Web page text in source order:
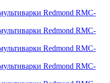
Redmond RMC-
Redmond RMC-
Redmond RMC-
Redmond RMC-